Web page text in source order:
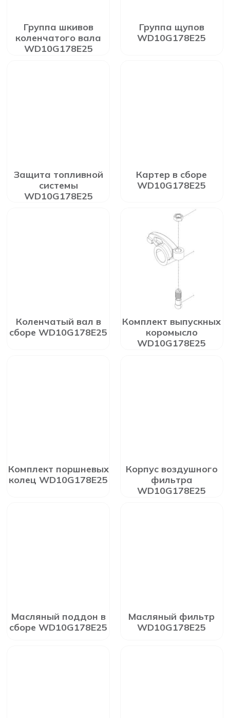
Группа шкивов
коленчатого вала
WD10G178E25
Группа щупов
WD10G178E25
Защита топливной
системы
WD10G178E25
Картер в сборе
WD10G178E25
Коленчатый вал в
сборе WD10G178E25
Комплект выпускных
коромысло
WD10G178E25
Комплект поршневых
колец WD10G178E25
Корпус воздушного
фильтра
WD10G178E25
Масляный поддон в
сборе WD10G178E25
Масляный фильтр
WD10G178E25